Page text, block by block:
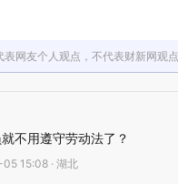
表网友个人观点，不代表财新网观点
不用遵守劳动法了？
15:08 · 湖北